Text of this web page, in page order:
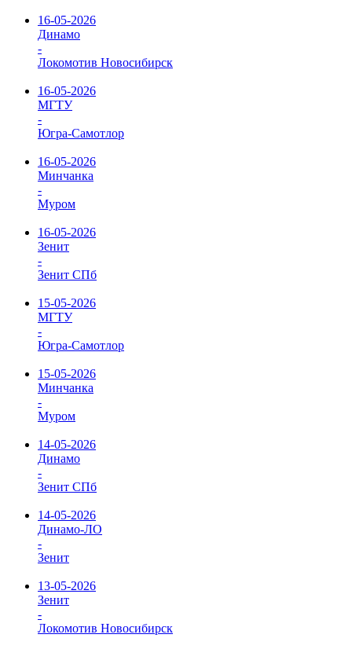
16-05-2026
Динамо
-
Локомотив Новосибирск
16-05-2026
МГТУ
-
Югра-Самотлор
16-05-2026
Минчанка
-
Муром
16-05-2026
Зенит
-
Зенит СПб
15-05-2026
МГТУ
-
Югра-Самотлор
15-05-2026
Минчанка
-
Муром
14-05-2026
Динамо
-
Зенит СПб
14-05-2026
Динамо-ЛО
-
Зенит
13-05-2026
Зенит
-
Локомотив Новосибирск